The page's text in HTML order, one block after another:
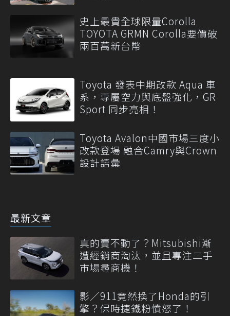
史上最貴全球限量Corolla
TOYOTA GRMN Corolla要價破
兩百萬新台幣
Toyota 發表中期改款 Aqua 車
系，專屬空力與底盤強化，GR
Sport 同步亮相！
Toyota Avalon中國市場三度小
改款登場 融合Camry與Crown
設計語彙
最新文章
真的賣不動了？Mitsubishi漸
遭經銷商淘汰，並且專注二手
市場尋商機！
影／911竟然換了Honda的引
擎？保時捷鐵粉憤怒了！